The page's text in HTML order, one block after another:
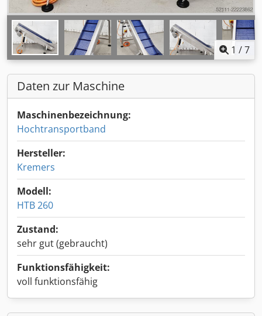
1 /7
Daten zur Maschine
Maschinenbezeichnung:
Hochtransportband
Hersteller:
Kremers
Modell:
HTB 260
Zustand:
sehr gut (gebraucht)
Funktionsfähigkeit:
voll funktionsfähig